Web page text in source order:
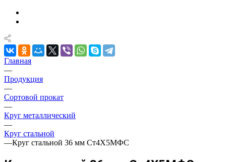
Главная
—
Продукция
—
Сортовой прокат
—
Круг металлический
—
Круг стальной
—Круг стальной 36 мм Ст4Х5МФС